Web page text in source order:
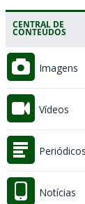
CENTRAL DE
CONTEÚDOS
Imagens
Vídeos
Periódicos
Notícias